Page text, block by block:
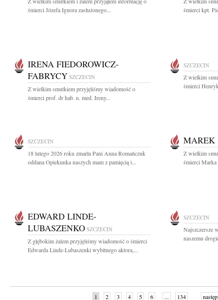
śmierci Józefa Ignora zasłużonego...
śmierci kpt.
IRENA FIEDOROWICZ-
FABRYCY SZCZECIN
Z wielkim smutkiem przyjęliśmy wiadomość o
śmierci prof. dr hab. n. med. Ireny...
SZCZECIN
Z wielkim
śmierci
SZCZECIN
18 lutego 2026 roku zmarła Pani Anna Romańczuk
oddana Opiekunka naszych mam z pamięcią i...
Z wielkim
śmierci Marka
EDWARD LINDE-
LUBASZENKO SZCZECIN
Z głębokim żalem przyjęliśmy wiadomość o śmierci
Edwarda Linde-Lubaszenki wybitnego aktora,...
SZCZECIN
Najszczersze
naszemu
1 2 3 4 5 6 ... 134